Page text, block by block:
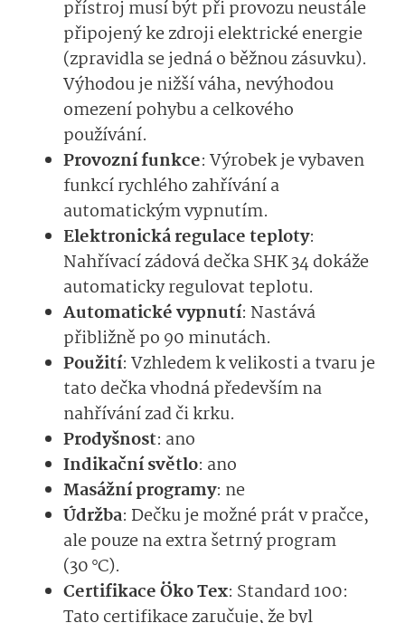
přístroj musí být při provozu neustále
připojený ke zdroji elektrické energie
(zpravidla se jedná o běžnou zásuvku).
Výhodou je nižší váha, nevýhodou
omezení pohybu a celkového
používání.
Provozní funkce: Výrobek je vybaven
funkcí rychlého zahřívání a
automatickým vypnutím.
Elektronická regulace teploty:
Nahřívací zádová dečka SHK 34 dokáže
automaticky regulovat teplotu.
Automatické vypnutí: Nastává
přibližně po 90 minutách.
Použití: Vzhledem k velikosti a tvaru je
tato dečka vhodná především na
nahřívání zad či krku.
Prodyšnost: ano
Indikační světlo: ano
Masážní programy: ne
Údržba: Dečku je možné prát v pračce,
ale pouze na extra šetrný program
(30 °C).
Certifikace Öko Tex: Standard 100:
Tato certifikace zaručuje, že byl